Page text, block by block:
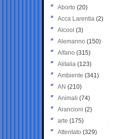
Aborto (20)
Acca Larentia (2)
Alcool (3)
Alemanno (150)
Alfano (315)
Alitalia (123)
Ambiente (341)
AN (210)
Animali (74)
Arancioni (2)
arte (175)
Attentato (329)